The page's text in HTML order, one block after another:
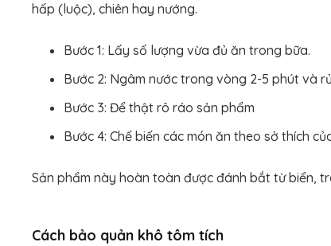
hấp (luộc), chiên hay nướng.
Bước 1: Lấy số lượng vừa đủ ăn trong bữa.
Bước 2: Ngâm nước trong vòng 2-5 phút và
Bước 3: Để thật rô ráo sản phẩm
Bước 4: Chế biến các món ăn theo sở thích
Sản phẩm này hoàn toàn được đánh bắt từ biển,
Cách bảo quản khô tôm tích